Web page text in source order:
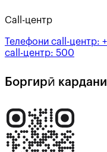
Call-центр
Телефони call-центр:
call-центр: 500
Боргирӣ